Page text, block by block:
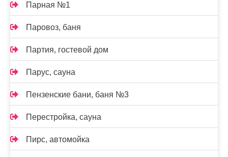
Парная №1
Паровоз, баня
Партия, гостевой дом
Парус, сауна
Пензенские бани, баня №3
Перестройка, сауна
Пирс, автомойка